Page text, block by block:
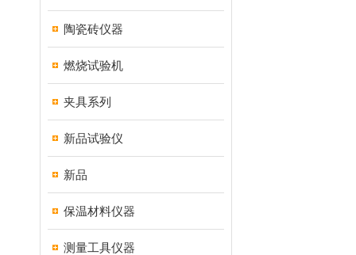
陶瓷砖仪器
燃烧试验机
夹具系列
新品试验仪
新品
保温材料仪器
测量工具仪器